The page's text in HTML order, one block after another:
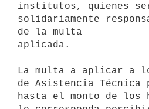
institutos, quienes
solidariamente
de la multa
aplicada.
La multa a aplicar a
de Asistencia Técnica
hasta el monto de los